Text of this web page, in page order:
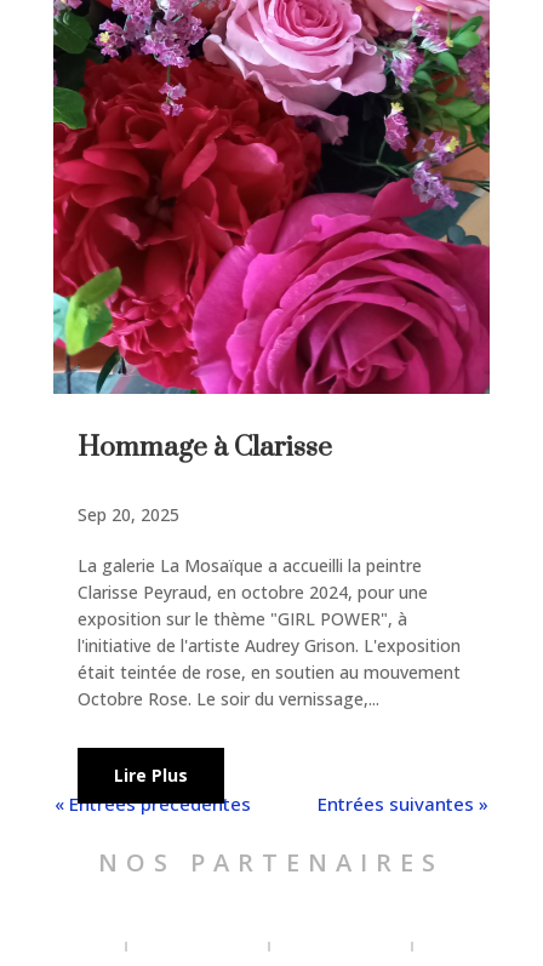
Hommage à Clarisse
Sep 20, 2025
La galerie La Mosaïque a accueilli la peintre
Clarisse Peyraud, en octobre 2024, pour une
exposition sur le thème "GIRL POWER", à
l'initiative de l'artiste Audrey Grison. L'exposition
était teintée de rose, en soutien au mouvement
Octobre Rose. Le soir du vernissage,...
Lire Plus
« Entrées précédentes Entrées suivantes »
NOS PARTENAIRES